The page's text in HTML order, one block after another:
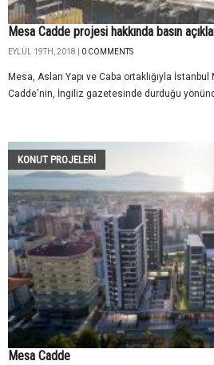
Mesa Cadde projesi hakkında basın
EYLÜL 19TH, 2018 | 0 COMMENTS
Mesa, Aslan Yapı ve Caba ortaklığıyla
Cadde'nin, İngiliz gazetesinde durduğu
KONUT PROJELERI
Mesa Cadde